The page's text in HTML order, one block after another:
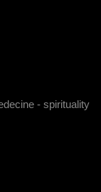
- spirituality